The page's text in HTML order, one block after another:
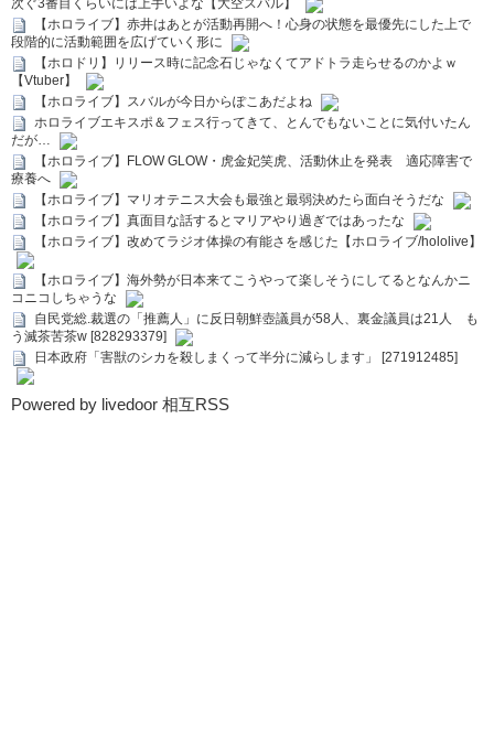
次ぐ3番目くらいには上手いよな【大空スバル】
【ホロライブ】赤井はあとが活動再開へ！心身の状態を最優先にした上で
段階的に活動範囲を広げていく形に
【ホロドリ】リリース時に記念石じゃなくてアドトラ走らせるのかよｗ
【Vtuber】
【ホロライブ】スバルが今日からぽこあだよね
ホロライブエキスポ＆フェス行ってきて、とんでもないことに気付いたん
だが…
【ホロライブ】FLOW GLOW・虎金妃笑虎、活動休止を発表 適応障害で
療養へ
【ホロライブ】マリオテニス大会も最強と最弱決めたら面白そうだな
【ホロライブ】真面目な話するとマリアやり過ぎではあったな
【ホロライブ】改めてラジオ体操の有能さを感じた【ホロライブ/hololive】
【ホロライブ】海外勢が日本来てこうやって楽しそうにしてるとなんかニ
コニコしちゃうな
自民党総.裁選の「推薦人」に反日朝鮮壺議員が58人、裏金議員は21人 も
う滅茶苦茶w [828293379]
日本政府「害獣のシカを殺しまくって半分に減らします」 [271912485]
Powered by livedoor 相互RSS